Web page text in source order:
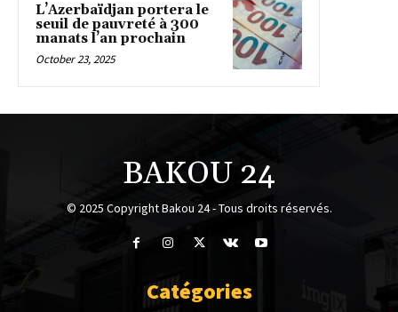
L’Azerbaïdjan portera le
seuil de pauvreté à 300
manats l’an prochain
October 23, 2025
BAKOU 24
© 2025 Copyright Bakou 24 - Tous droits réservés.
Catégories